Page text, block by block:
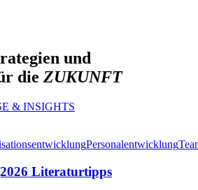
und
die ZUKUNFT
& INSIGHTS
Personalentwicklung
Literaturtipps